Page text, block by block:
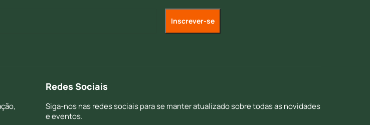
Redes Sociais
Siga-nos nas redes sociais para se manter atualizado sobre todas as novidades
e eventos.